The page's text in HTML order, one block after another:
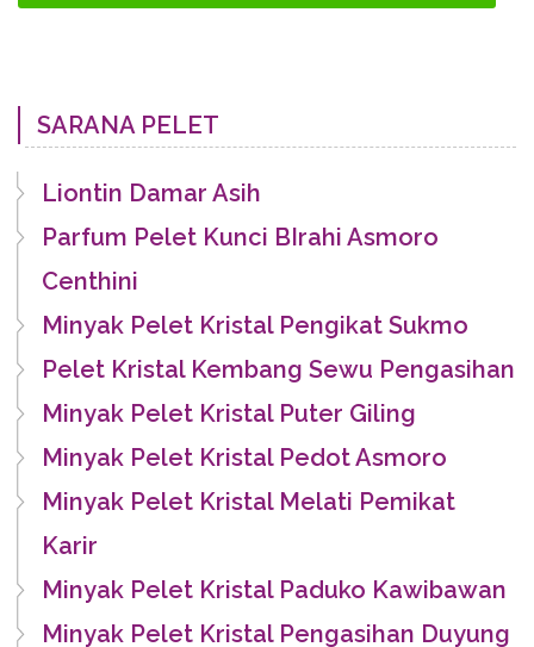
SARANA PELET
Liontin Damar Asih
Parfum Pelet Kunci BIrahi Asmoro
Centhini
Minyak Pelet Kristal Pengikat Sukmo
Pelet Kristal Kembang Sewu Pengasihan
Minyak Pelet Kristal Puter Giling
Minyak Pelet Kristal Pedot Asmoro
Minyak Pelet Kristal Melati Pemikat
Karir
Minyak Pelet Kristal Paduko Kawibawan
Minyak Pelet Kristal Pengasihan Duyung